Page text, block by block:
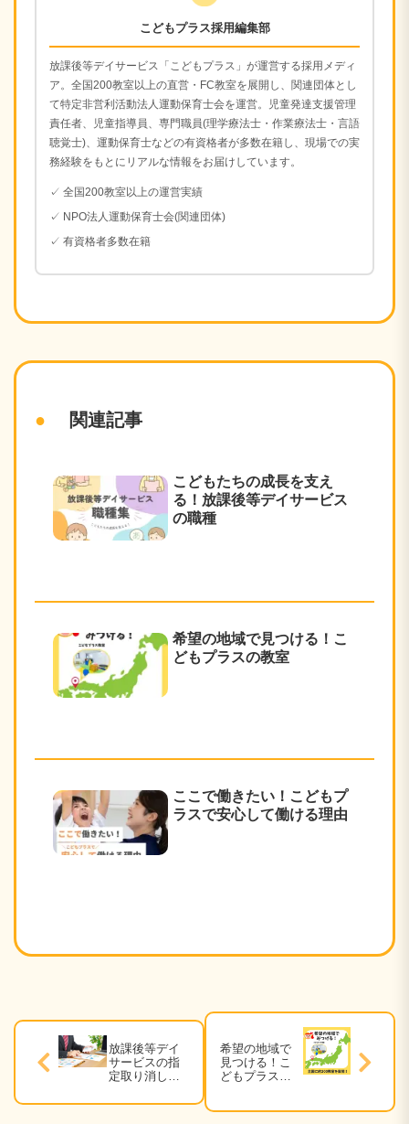
こどもプラス採用編集部
放課後等デイサービス「こどもプラス」が運営する採用メディ
ア。全国200教室以上の直営・FC教室を展開し、関連団体とし
て特定非営利活動法人運動保育士会を運営。児童発達支援管理
責任者、児童指導員、専門職員(理学療法士・作業療法士・言語
聴覚士)、運動保育士などの有資格者が多数在籍し、現場での実
務経験をもとにリアルな情報をお届けしています。
✓ 全国200教室以上の運営実績
✓ NPO法人運動保育士会(関連団体)
✓ 有資格者多数在籍
関連記事
こどもたちの成長を支え
る！放課後等デイサービス
の職種
希望の地域で見つける！こ
どもプラスの教室
ここで働きたい！こどもプ
ラスで安心して働ける理由
放課後等デイ
サービスの指
定取り消しと
もプラスの現
希望の地域で
見つける！こ
どもプラスの